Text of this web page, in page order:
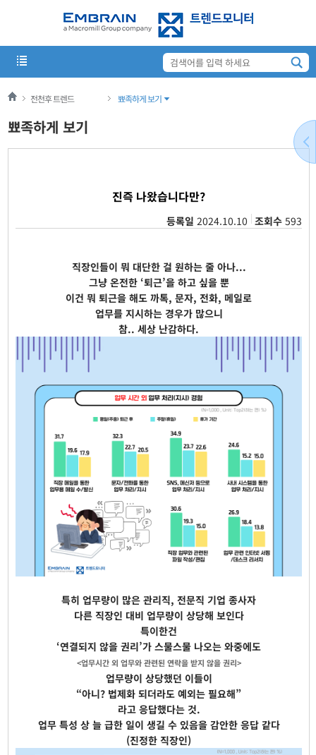
전천후 트렌드 뾰족하게 보기
뾰족하게 보기
진즉 나왔습니다만?
등록일 2024.10.10 조회수 593
직장인들이 뭐 대단한 걸 원하는 줄 아나...
그냥 온전한 ‘퇴근’을 하고 싶을 뿐
이건 뭐 퇴근을 해도 까톡, 문자, 전화, 메일로
업무를 지시하는 경우가 많으니
참.. 세상 난감하다.
특히 업무량이 많은 관리직, 전문직 기업 종사자
다른 직장인 대비 업무량이 상당해 보인다
특이한건
‘연결되지 않을 권리’가 스물스물 나오는 와중에도
<업무시간 외 업무와 관련된 연락을 받지 않을 권리>
업무량이 상당했던 이들이
“아니? 법제화 되더라도 예외는 필요해”
라고 응답했다는 것.
업무 특성 상 늘 급한 일이 생길 수 있음을 감안한 응답 같다
(진정한 직장인)